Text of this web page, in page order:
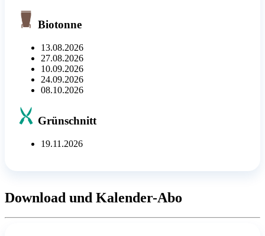
Biotonne
13.08.2026
27.08.2026
10.09.2026
24.09.2026
08.10.2026
Grünschnitt
19.11.2026
Download und Kalender-Abo